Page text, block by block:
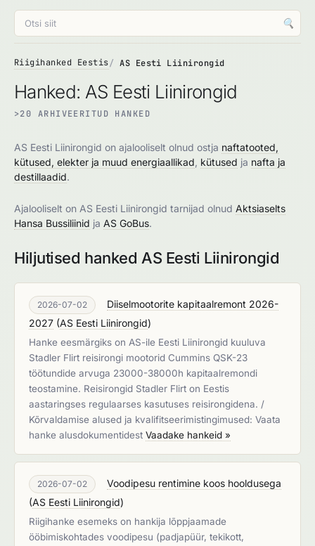
🔍
Riigihanked Eestis AS Eesti Liinirongid
Hanked: AS Eesti Liinirongid
>20 ARHIVEERITUD HANKED
AS Eesti Liinirongid on ajalooliselt olnud ostja naftatooted,
kütused, elekter ja muud energiaallikad kütused ja nafta ja
destillaadid.
Ajalooliselt on AS Eesti Liinirongid tarnijad olnud Aktsiaselts
Hansa Bussiliinid ja AS GoBus.
Hiljutised hanked AS Eesti Liinirongid
2026-07-02
Diiselmootorite kapitaalremont 2026-
2027 (AS Eesti Liinirongid)
Hanke eesmärgiks on AS-ile Eesti Liinirongid kuuluva
Stadler Flirt reisirongi mootorid Cummins QSK-23
töötundide arvuga 23000-38000h kapitaalremondi
teostamine. Reisirongid Stadler Flirt on Eestis
aastaringses regulaarses kasutuses reisirongidena. /
Kõrvaldamise alused ja kvalifitseerimistingimused: Vaata
hanke alusdokumentidest Vaadake hankeid »
2026-07-02
Voodipesu rentimine koos hooldusega
(AS Eesti Liinirongid)
Riigihanke esemeks on hankija lõppjaamade
ööbimiskohtades voodipesu (padjapüür, tekikott,